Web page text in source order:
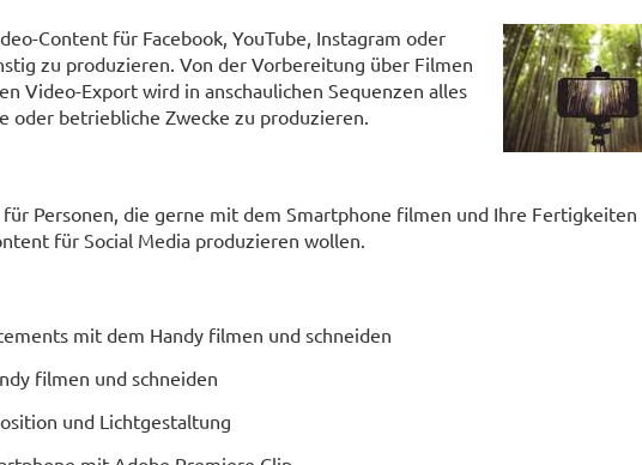
Content für Facebook, YouTube, Instagram oder
zu produzieren. Von der Vorbereitung über Filmen
Video-Export wird in anschaulichen Sequenzen alles
oder betriebliche Zwecke zu produzieren.
Personen, die gerne mit dem Smartphone filmen und Ihre Fertigkeiten
für Social Media produzieren wollen.
mit dem Handy filmen und schneiden
filmen und schneiden
und Lichtgestaltung